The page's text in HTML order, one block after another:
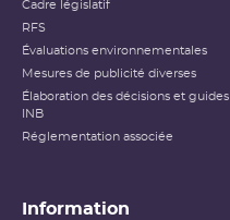
Cadre législatif
RFS
Évaluations environnementales
Mesures de publicité diverses
Élaboration des décisions et guides
INB
Réglementation associée
Information